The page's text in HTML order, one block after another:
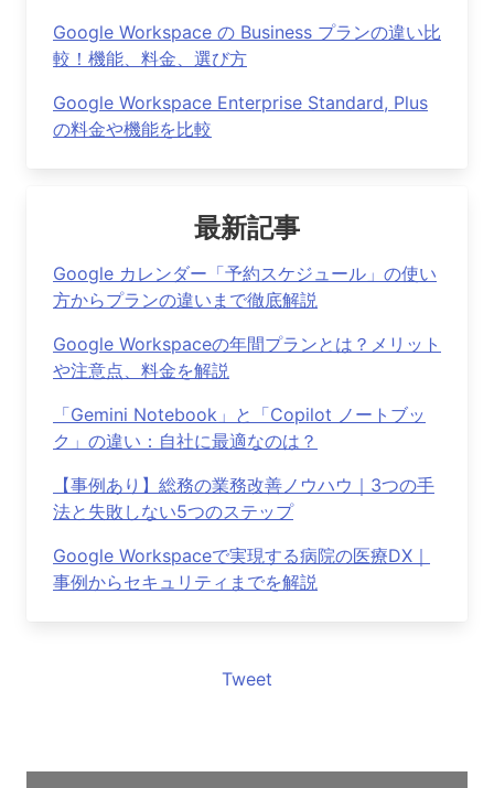
Google Workspace の Business プランの違い比
較！機能、料金、選び方
Google Workspace Enterprise Standard, Plus
の料金や機能を比較
最新記事
Google カレンダー「予約スケジュール」の使い
方からプランの違いまで徹底解説
Google Workspaceの年間プランとは？メリット
や注意点、料金を解説
「Gemini Notebook」と「Copilot ノートブッ
ク」の違い：自社に最適なのは？
【事例あり】総務の業務改善ノウハウ｜3つの手
法と失敗しない5つのステップ
Google Workspaceで実現する病院の医療DX｜
事例からセキュリティまでを解説
Tweet